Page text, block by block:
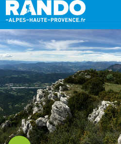
Montagne de Beynes